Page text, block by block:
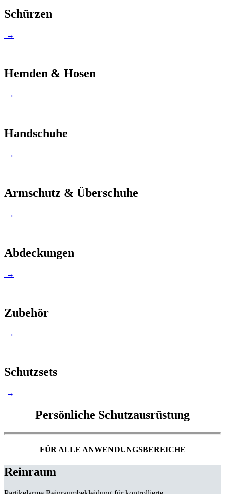
Schürzen
→
Hemden & Hosen
→
Handschuhe
→
Armschutz & Überschuhe
→
Abdeckungen
→
Zubehör
→
Schutzsets
→
Persönliche Schutzausrüstung
FÜR ALLE ANWENDUNGSBEREICHE
Reinraum